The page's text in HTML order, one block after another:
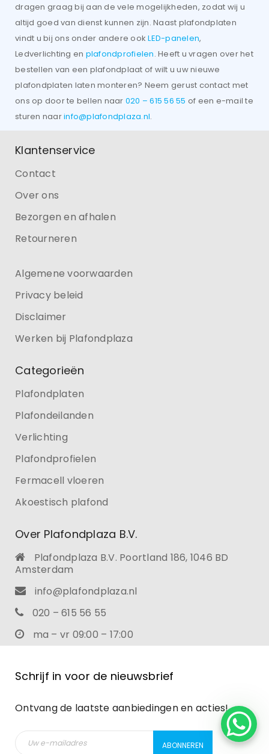
dragen graag bij aan de vele mogelijkheden, zodat wij u
altijd goed van dienst kunnen zijn. Naast plafondplaten
vindt u bij ons onder andere ookLED-panelen,
Ledverlichting en plafondprofielen. Heeft u vragen over het
bestellen van een plafondplaat of wilt u uw nieuwe
plafondplaten laten monteren? Neem gerust contact met
ons op door te bellen naar 020 – 615 56 55 of een e-mail te
sturen naarinfo@plafondplaza.nl.
Klantenservice
Contact
Over ons
Bezorgen en afhalen
Retourneren
Algemene voorwaarden
Privacy beleid
Disclaimer
Werken bij Plafondplaza
Categorieën
Plafondplaten
Plafondeilanden
Verlichting
Plafondprofielen
Fermacell vloeren
Akoestisch plafond
Over Plafondplaza B.V.
Plafondplaza B.V. Poortland 186, 1046 BD
Amsterdam
info@plafondplaza.nl
020 – 615 56 55
ma – vr 09:00 – 17:00
Schrijf in voor de nieuwsbrief
Ontvang de laatste aanbiedingen en acties!